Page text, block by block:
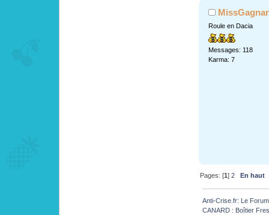
Roule en Dacia
Messages: 118
Karma: 7
Pages: [1]2 En haut
Anti-Crise.fr: Le Forum
CANARD : Boîtier